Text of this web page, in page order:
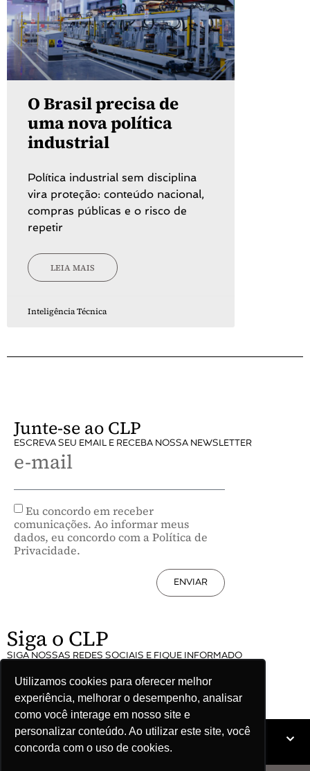
Utilizamos cookies para oferecer melhor
experiência, melhorar o desempenho, analisar
como você interage em nosso site e
personalizar conteúdo. Ao utilizar este site, você
concorda com o uso de cookies.
O Brasil precisa de
uma nova política
industrial
Política industrial sem disciplina
vira proteção: conteúdo nacional,
compras públicas e o risco de
repetir
LEIA MAIS
Inteligência Técnica
Junte-se ao CLP
ESCREVA SEU EMAIL E RECEBA NOSSA NEWSLETTER
e-mail
Eu concordo em receber
comunicações. Ao informar meus
dados, eu concordo com a Política de
Privacidade.
ENVIAR
Siga o CLP
SIGA NOSSAS REDES SOCIAIS E FIQUE INFORMADO
Mapa do site